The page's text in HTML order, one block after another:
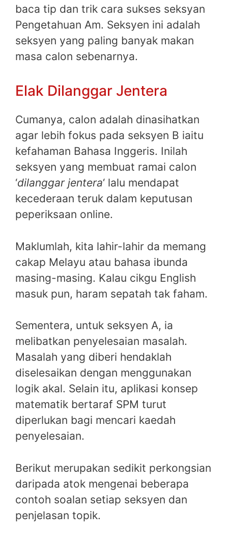
baca tip dan trik cara sukses seksyan
Pengetahuan Am. Seksyen ini adalah
seksyen yang paling banyak makan
masa calon sebenarnya.
Elak Dilanggar Jentera
Cumanya, calon adalah dinasihatkan
agar lebih fokus pada seksyen B iaitu
kefahaman Bahasa Inggeris. Inilah
seksyen yang membuat ramai calon
‘dilanggar jentera‘ lalu mendapat
kecederaan teruk dalam keputusan
peperiksaan online.
Maklumlah, kita lahir-lahir da memang
cakap Melayu atau bahasa ibunda
masing-masing. Kalau cikgu English
masuk pun, haram sepatah tak faham.
Sementera, untuk seksyen A, ia
melibatkan penyelesaian masalah.
Masalah yang diberi hendaklah
diselesaikan dengan menggunakan
logik akal. Selain itu, aplikasi konsep
matematik bertaraf SPM turut
diperlukan bagi mencari kaedah
penyelesaian.
Berikut merupakan sedikit perkongsian
daripada atok mengenai beberapa
contoh soalan setiap seksyen dan
penjelasan topik.